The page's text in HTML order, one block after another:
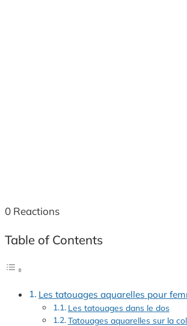
0 Reactions
Table of Contents
Les tatouages aquarelles pour
Les tatouages dans le dos
Tatouages aquarelles sur la